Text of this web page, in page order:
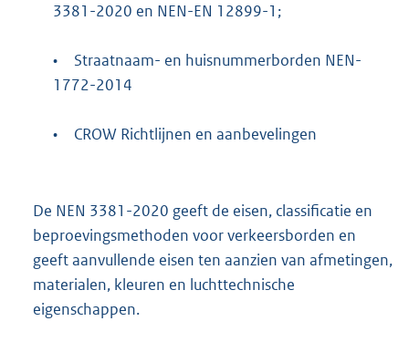
3381-2020 en NEN-EN 12899-1;
•
Straatnaam- en huisnummerborden NEN-
1772-2014
• CROW Richtlijnen en aanbevelingen
De NEN 3381-2020 geeft de eisen, classificatie en
beproevingsmethoden voor verkeersborden en
geeft aanvullende eisen ten aanzien van afmetingen,
materialen, kleuren en luchttechnische
eigenschappen.